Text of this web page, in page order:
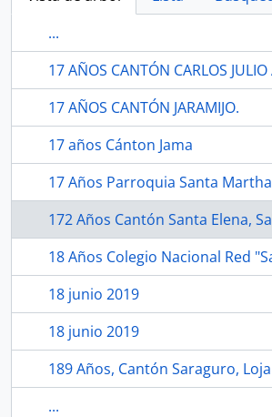
...
17 AÑOS CANTÓN JARAMIJO.
17 años Cánton Jama
172 Años Cantón Santa Elena,
18 junio 2019
18 junio 2019
189 Años, Cantón Saraguro,
...